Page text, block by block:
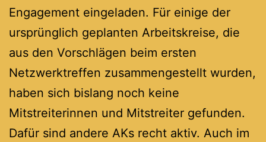
Engagement eingeladen. Für einige der
ursprünglich geplanten Arbeitskreise, die
aus den Vorschlägen beim ersten
Netzwerktreffen zusammengestellt wurden,
haben sich bislang noch keine
Mitstreiterinnen und Mitstreiter gefunden.
Dafür sind andere AKs recht aktiv. Auch im